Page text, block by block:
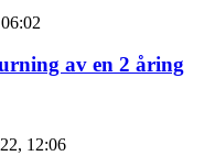
av en 2 åring
12:06